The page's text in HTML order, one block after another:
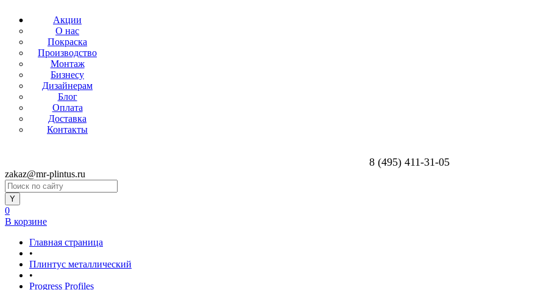
Акции
О нас
Покраска
Производство
Монтаж
Бизнесу
Дизайнерам
Блог
Оплата
Доставка
Контакты
8 (495) 411-31-05
zakaz@mr-plintus.ru
0
В корзине
Главная страница
•
Плинтус металлический
•
Progress Profiles